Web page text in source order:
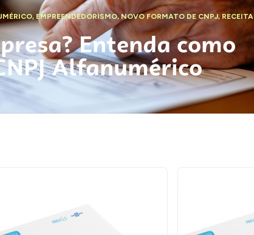
, EMPREENDEDORISMO,NOVO FORMATO DE CNPJ,RECEITA
Entenda como
Alfanumérico